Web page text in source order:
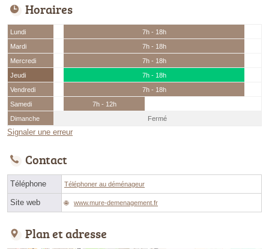
Horaires
Lundi
7h - 18h
Mardi
7h - 18h
Mercredi
7h - 18h
Jeudi
7h - 18h
Vendredi
7h - 18h
Samedi
7h - 12h
Dimanche
Fermé
Signaler une erreur
Contact
Téléphone Téléphoner au déménageur
Site web www.mure-demenagement.fr
Plan et adresse